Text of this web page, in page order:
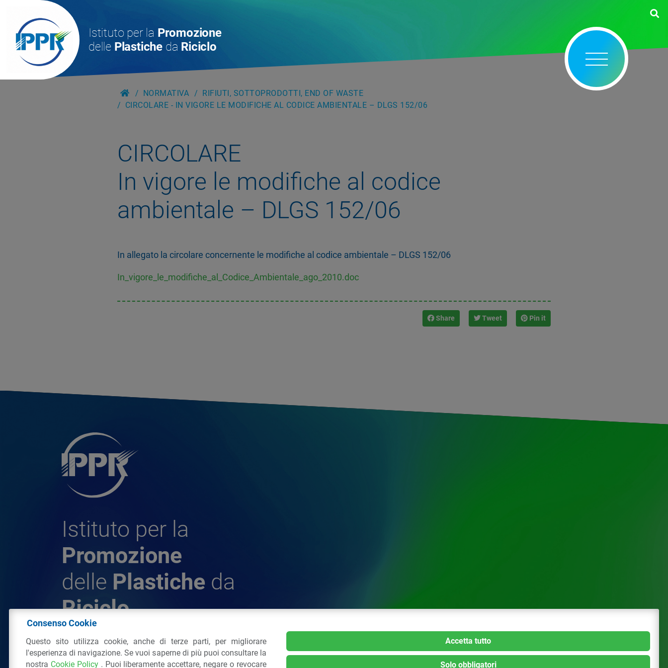
Istituto per la Promozione
delle Plastiche da Riciclo
NORMATIVA
RIFIUTI, SOTTOPRODOTTI, END OF WASTE
CIRCOLARE - IN VIGORE LE MODIFICHE AL CODICE AMBIENTALE – DLGS 152/06
CIRCOLARE
In vigore le modifiche al codice
ambientale – DLGS 152/06
In allegato la circolare concernente le modifiche al codice ambientale – DLGS 152/06
In_vigore_le_modifiche_al_Codice_Ambientale_ago_2010.doc
Share Tweet Pin it
Istituto per la
Promozione
delle Plastiche da
Riciclo
© 2026 - IPPR Istituto per la Promozione delle Plastiche
da Riciclo
Consenso Cookie
Questo sito utilizza cookie, anche di terze parti, per migliorare
l'esperienza di navigazione. Se vuoi saperne di più puoi consultare la
nostra Cookie Policy . Puoi liberamente accettare, negare o revocare
Accetta tutto
Solo obbligatori